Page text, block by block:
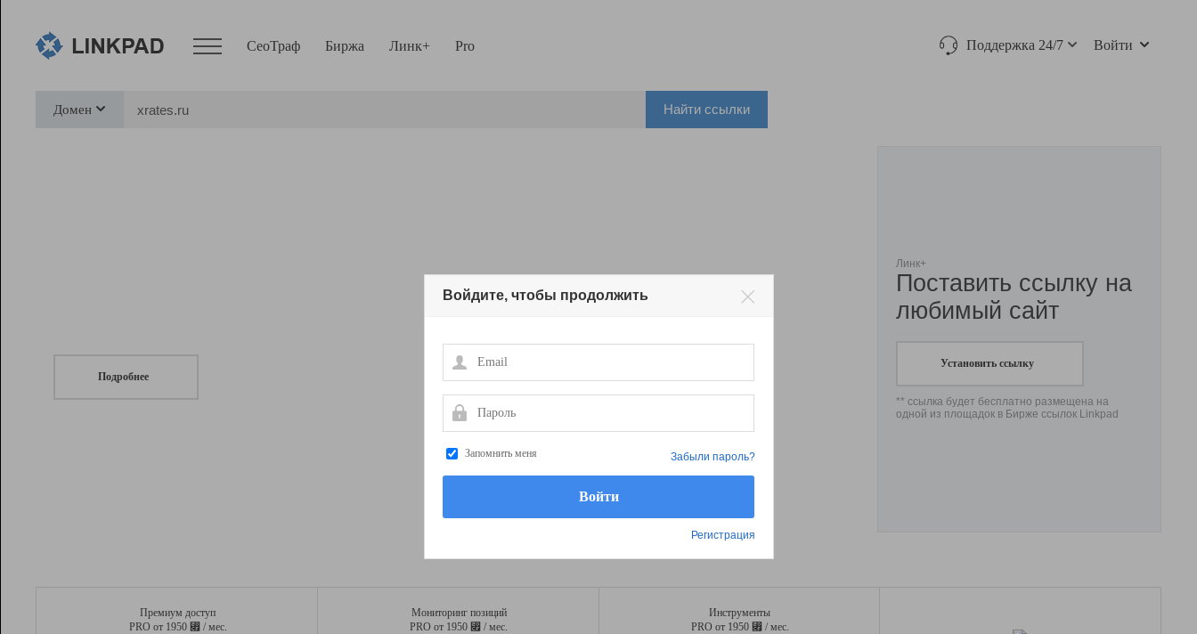
СеоТраф Биржа Линк+ Pro Поддержка 24/7 Войти
Домен Найти ссылки
Подробнее
Линк+
Поставить ссылку на
любимый сайт
Установить ссылку
** ссылка будет бесплатно размещена на
одной из площадок в Бирже ссылок Linkpad
Премиум доступ
PRO от 1950 ⃏ / мес.
Мониторинг позиций
PRO от 1950 ⃏ / мес.
Инструменты
PRO от 1950 ⃏ / мес.
Войдите, чтобы продолжить
Email
Пароль
Запомнить меня
Регистрация
Забыли пароль?